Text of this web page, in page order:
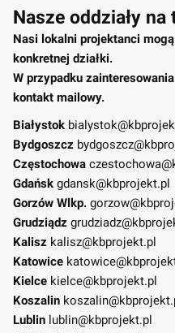
Nasze oddziały
Nasi lokalni projektanci
konkretnej działki.
W przypadku
kontakt mailowy.
Białystok
Bydgoszcz
Częstochowa
Gdańsk gdansk@kbprojekt.pl
Gorzów Wlkp.
Grudziądz
Kalisz kalisz@kbprojekt.pl
Katowice
Kielce kielce@kbprojekt.pl
Koszalin
Lublin lublin@kbprojekt.pl